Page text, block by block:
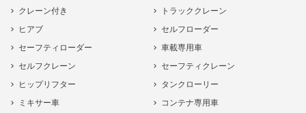
クレーン付き
トラッククレーン
ヒアブ
セルフローダー
セーフティローダー
車載専用車
セルフクレーン
セーフティクレーン
ヒップリフター
タンクローリー
ミキサー車
コンテナ専用車